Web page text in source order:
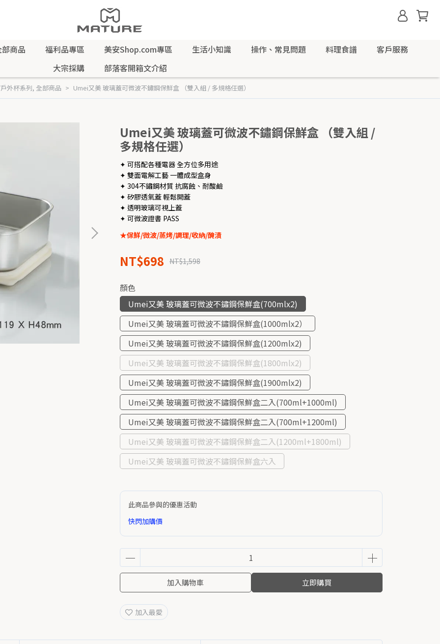
商品 福利品專區 美安Shop.com專區 生活小知識 操作、常見問題 料理食譜
客戶服務
大宗採購
部落客開箱文介紹
外杯系列, 全部商品 Umei又美 玻璃蓋可微波不鏽鋼保鮮盒 （雙入組 / 多規格任選）
Umei又美 玻璃蓋可微波不鏽鋼保鮮盒 （雙入組 /
多規格任選）
✦ 可搭配各種電器 全方位多用途
✦ 雙面電解工藝 一體成型盒身
✦ 304不鏽鋼材質 抗腐蝕、耐酸鹼
✦ 矽膠透氣蓋 輕鬆開蓋
✦ 透明玻璃可視上蓋
✦ 可微波證書 PASS
★保鮮/微波/蒸烤/調理/收納/醃漬
NT$698 NT$1,598
顏色
Umei又美 玻璃蓋可微波不鏽鋼保鮮盒(700mlx2)
Umei又美 玻璃蓋可微波不鏽鋼保鮮盒(1000mlx2）
Umei又美 玻璃蓋可微波不鏽鋼保鮮盒(1200mlx2)
Umei又美 玻璃蓋可微波不鏽鋼保鮮盒(1800mlx2)
Umei又美 玻璃蓋可微波不鏽鋼保鮮盒(1900mlx2)
Umei又美 玻璃蓋可微波不鏽鋼保鮮盒二入(700ml+1000ml)
Umei又美 玻璃蓋可微波不鏽鋼保鮮盒二入(700ml+1200ml)
Umei又美 玻璃蓋可微波不鏽鋼保鮮盒二入(1200ml+1800ml)
Umei又美 玻璃蓋可微波不鏽鋼保鮮盒六入
此商品參與的優惠活動
快閃加購價
加入購物車 立即購買
加入最愛